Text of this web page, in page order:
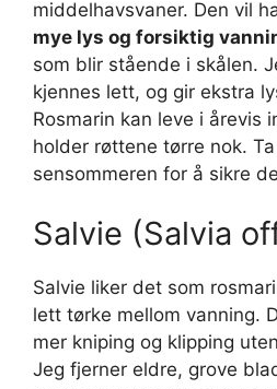
middelhavsvaner. Den vil
mye lys og forsiktig
som blir stående i skålen.
kjennes lett, og gir ekstra
Rosmarin kan leve i årevis
holder røttene tørre nok.
sensommeren for å sikre
Salvie (Salvia
Salvie liker det som
lett tørke mellom vanning.
mer kniping og klipping
Jeg fjerner eldre, grove